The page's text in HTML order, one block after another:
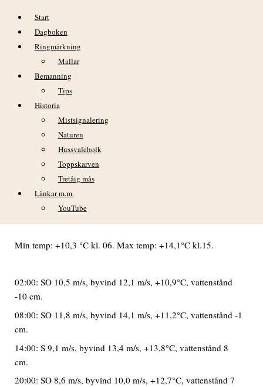
Hoppa till innehåll
Start
Dagboken
Ringmärkning
Mallar
Bemanning
Tips
Historia
Mistsignalering
Naturen
Hussvaleholk
Toppskarven
Tretåig mås
Länkar m.m.
YouTube
DAGBOK NIDINGENS FÅGELSTATION
ONSDAG 10 MAJ 2023
VÄDER
Fortsatt blåsigt från sydost, friska vindar hela dagen. Varma
vindar, ej under 10 grader på hela dagen. Klart och sedan
lätta slöjmoln på kvällen.
Min temp: +10,3 °C kl. 06. Max temp: +14,1°C kl.15.
02:00: SO 10,5 m/s, byvind 12,1 m/s, +10,9°C, vattenstånd
-10 cm.
08:00: SO 11,8 m/s, byvind 14,1 m/s, +11,2°C, vattenstånd -1
cm.
14:00: S 9,1 m/s, byvind 13,4 m/s, +13,8°C, vattenstånd 8
cm.
20:00: SO 8,6 m/s, byvind 10,0 m/s, +12,7°C, vattenstånd 7